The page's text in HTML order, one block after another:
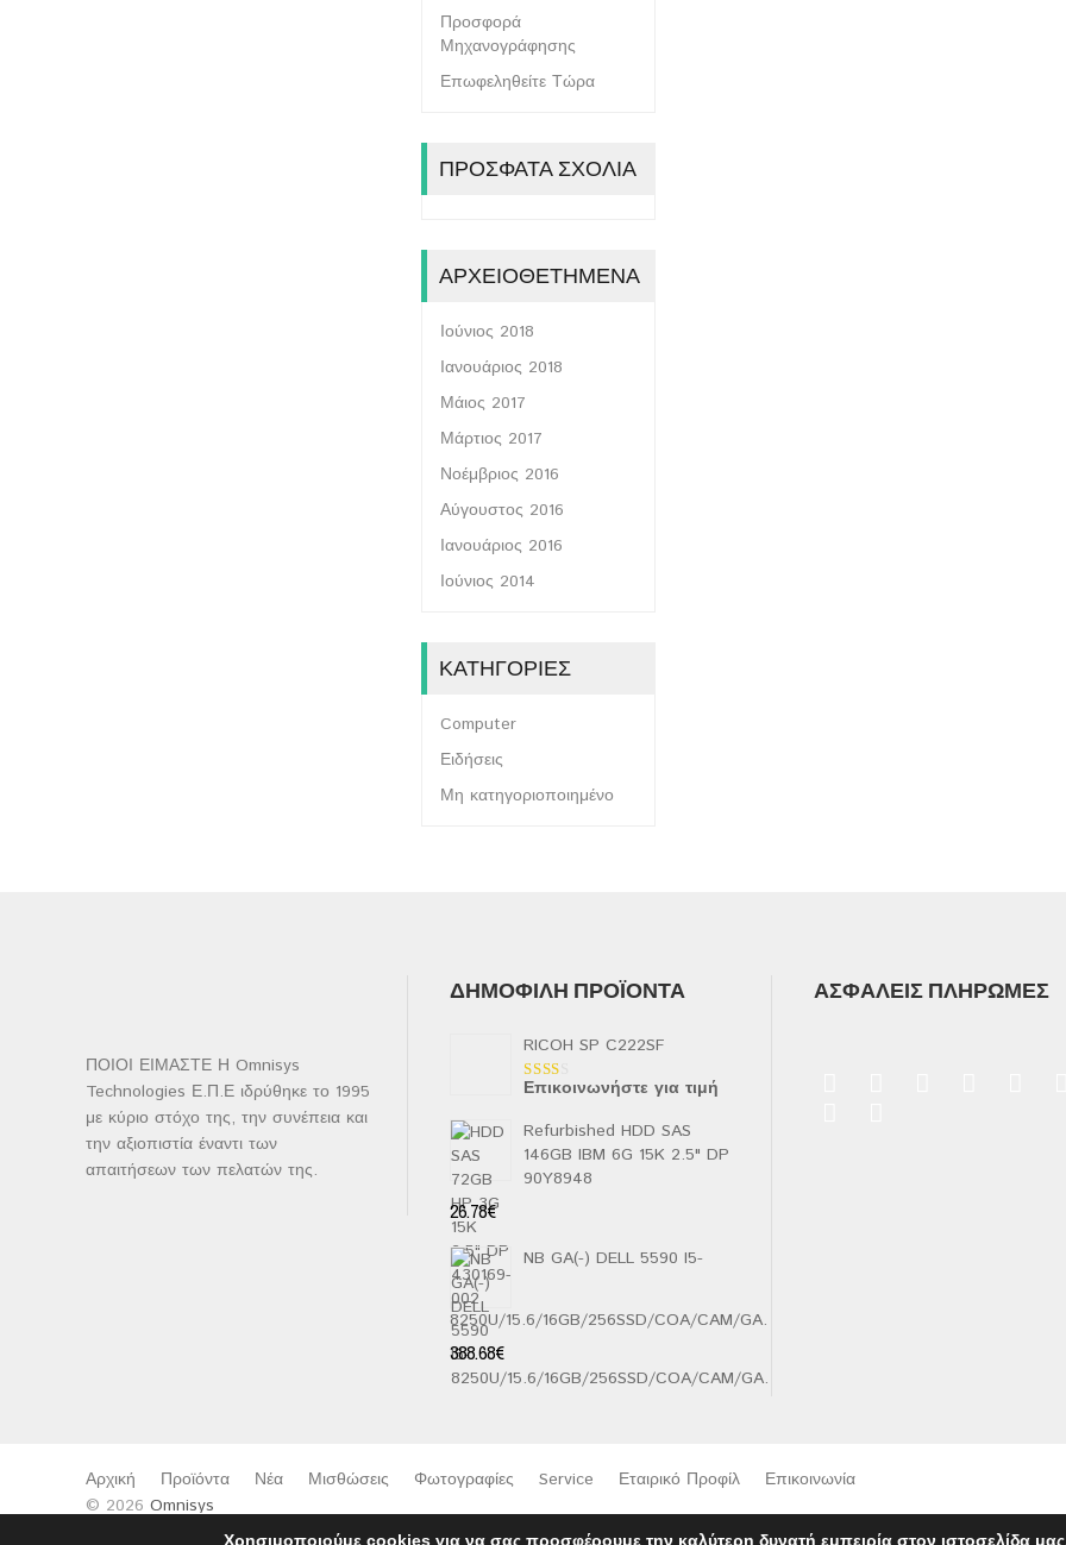
Προσφορά
Μηχανογράφησης
Επωφεληθείτε Τώρα
ΠΡΌΣΦΑΤΑ ΣΧΌΛΙΑ
ΑΡΧΕΙΟΘΕΤΗΜΈΝΑ
Ιούνιος 2018
Ιανουάριος 2018
Μάιος 2017
Μάρτιος 2017
Νοέμβριος 2016
Αύγουστος 2016
Ιανουάριος 2016
Ιούνιος 2014
ΚΑΤΗΓΟΡΊΕΣ
Computer
Ειδήσεις
Μη κατηγοριοποιημένο
ΠΟΙΟΙ ΕΙΜΑΣΤΕ Η Omnisys
Technologies Ε.Π.Ε ιδρύθηκε το 1995
με κύριο στόχο της, την συνέπεια και
την αξιοπιστία έναντι των
απαιτήσεων των πελατών της.
ΔΗΜΟΦΙΛΉ ΠΡΟΪΌΝΤΑ
RICOH SP C222SF
Βαθμολογήθηκε
2.00
από
5
Επικοινωνήστε για τιμή
Refurbished HDD SAS
146GB IBM 6G 15K 2.5" DP
90Y8948
26.78€
NB GA(-) DELL 5590 I5-
8250U/15.6/16GB/256SSD/COA/CAM/GA.
388.68€
ΑΣΦΑΛΕΊΣ ΠΛΗΡΩΜΈΣ
Αρχική Προϊόντα Νέα Μισθώσεις Φωτογραφίες Service Εταιρικό Προφίλ
Επικοινωνία
© 2026 Omnisys
Χρησιμοποιούμε cookies για να σας προσφέρουμε την καλύτερη δυνατή εμπειρία στον ιστοσελίδα